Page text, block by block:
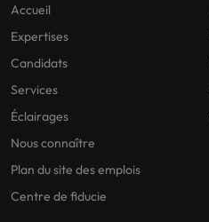
Accueil
Expertises
Candidats
Services
Éclairages
Nous connaître
Plan du site des emplois
Centre de fiducie